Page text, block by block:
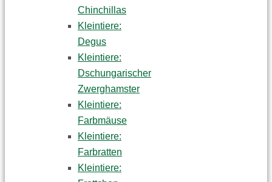
Chinchillas
Kleintiere:
Degus
Kleintiere:
Dschungarischer
Zwerghamster
Kleintiere:
Farbmäuse
Kleintiere:
Farbratten
Kleintiere: